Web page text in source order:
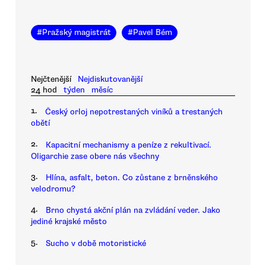
#Pražský magistrát #Pavel Bém
Nejčtenější
Nejdiskutovanější
24 hod
týden měsíc
1.
Český orloj nepotrestaných viníků a trestaných
obětí
2.
Kapacitní mechanismy a peníze z rekultivací.
Oligarchie zase obere nás všechny
3.
Hlína, asfalt, beton. Co zůstane z brněnského
velodromu?
4.
Brno chystá akční plán na zvládání veder. Jako
jediné krajské město
5. Sucho v době motoristické